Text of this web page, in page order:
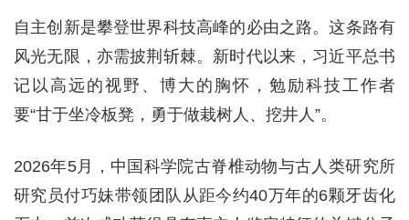
自主创新是攀登世界科技高峰的必由之路。这条路有
风光无限，亦需披荆斩棘。新时代以来，习近平总书
记以高远的视野、博大的胸怀，勉励科技工作者
要“甘于坐冷板凳，勇于做栽树人、挖井人”。
2026年5月，中国科学院古脊椎动物与古人类研究所
研究员付巧妹带领团队从距今约40万年的6颗牙齿化